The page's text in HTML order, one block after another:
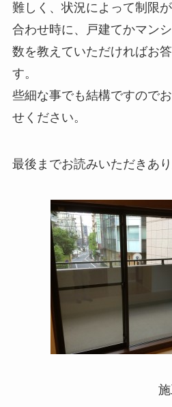
難しく、状況によって制限
合わせ時に、戸建てかマン
数を教えていただければお
す。
些細な事でも結構ですので
せください。
最後までお読みいただきあ